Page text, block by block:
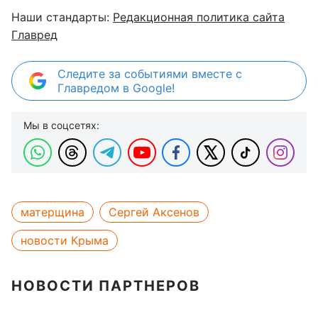
Наши стандарты: Редакционная политика сайта
Главред
Следите за событиями вместе с
Главредом в Google!
Мы в соцсетях:
матерщина
Сергей Аксенов
новости Крыма
НОВОСТИ ПАРТНЕРОВ